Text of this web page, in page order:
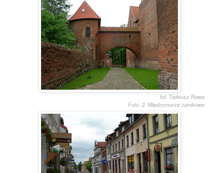
fot. Tadeusz Rawa
Foto. 2. Międzymurze zamkowe